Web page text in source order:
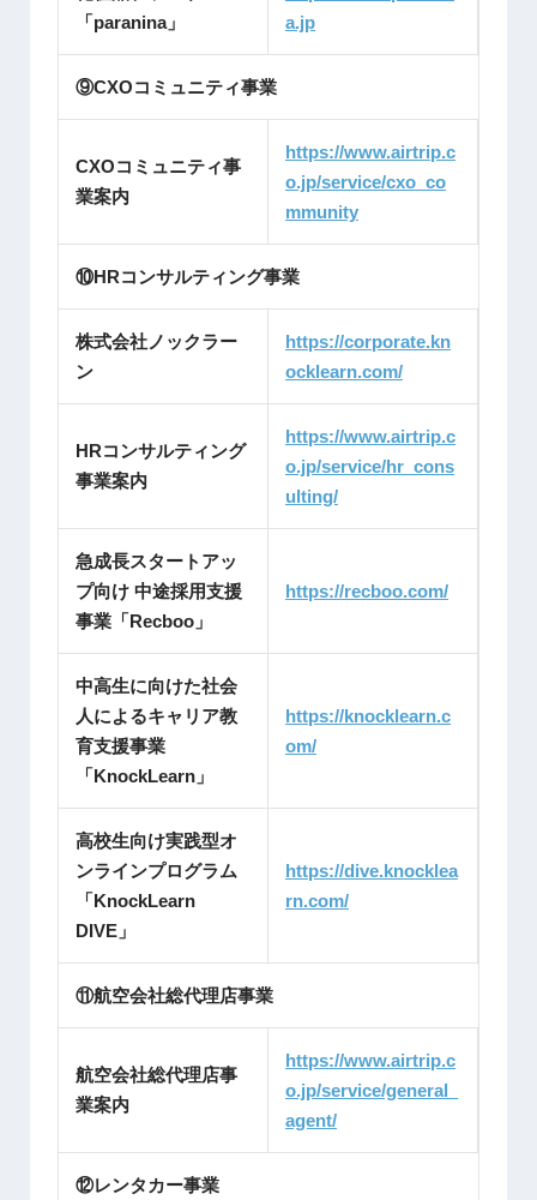
「paranina」
a.jp
⑨CXOコミュニティ事業
CXOコミュニティ事
業案内
https://www.airtrip.c
o.jp/service/cxo_co
mmunity
⑩HRコンサルティング事業
株式会社ノックラー
ン
https://corporate.kn
ocklearn.com/
HRコンサルティング
事業案内
https://www.airtrip.c
o.jp/service/hr_cons
ulting/
急成長スタートアッ
プ向け 中途採用支援
事業「Recboo」
https://recboo.com/
中高生に向けた社会
人によるキャリア教
育支援事業
「KnockLearn」
https://knocklearn.c
om/
高校生向け実践型オ
ンラインプログラム
「KnockLearn
DIVE」
https://dive.knocklea
rn.com/
⑪航空会社総代理店事業
航空会社総代理店事
業案内
https://www.airtrip.c
o.jp/service/general_
agent/
⑫レンタカー事業